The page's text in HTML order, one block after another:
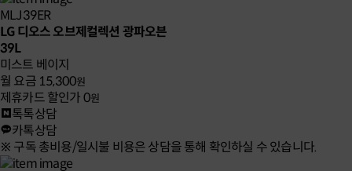
MLJ39ER
LG 디오스 오브제컬렉션 광파오븐
39L
미스트 베이지
월 요금 15,300원
제휴카드 할인가0원
톡톡상담
카톡상담
※ 구독 총비용/일시불 비용은 상담을 통해 확인하실 수 있습니다.